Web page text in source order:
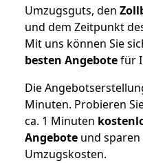
Umzugsguts, den
und dem Zeitpunkt
Mit uns können Sie
besten Angebotefür
Die
Minuten. Probieren
ca. 1 Minuten
Angebote und sparen
Umzugskosten.